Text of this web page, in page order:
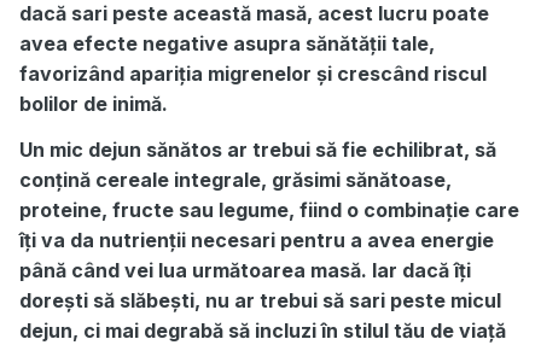
dacă sari peste această masă, acest lucru poate
avea efecte negative asupra sănătății tale,
favorizând apariția migrenelor și crescând riscul
bolilor de inimă.
Un mic dejun sănătos ar trebui să fie echilibrat, să
conțină cereale integrale, grăsimi sănătoase,
proteine, fructe sau legume, fiind o combinație care
îți va da nutrienții necesari pentru a avea energie
până când vei lua următoarea masă. Iar dacă îți
dorești să slăbești, nu ar trebui să sari peste micul
dejun, ci mai degrabă să incluzi în stilul tău de viață